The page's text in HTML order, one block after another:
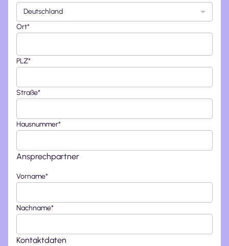
Deutschland
Ort*
PLZ*
Straße*
Hausnummer*
Ansprechpartner
Vorname*
Nachname*
Kontaktdaten